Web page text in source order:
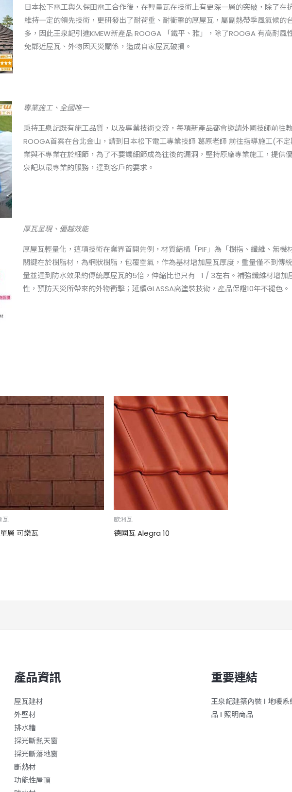
日本松下電工與久保田電工合作後，在輕量瓦在技術上有更深一層的突破，除了在
維持一定的領先技術，更研發出了耐荷重、耐衝擊的厚屋瓦，屬副熱帶季風氣候的
多，因此王泉記引進KMEW新產品 ROOGA 「鐵平、雅」，除了ROOGA 有高耐
免鄰近屋瓦、外物因天災關係，造成自家屋瓦破損。
專業施工、全國唯一
秉持王泉記既有施工品質，以及專業技術交流，每項新產品都會邀請外國技師前往
ROOGA首案在台北金山，請到日本松下電工專業技師 葛原老師 前往指導施工(不
業與不專業在於細節，為了不要讓細節成為往後的漏洞，堅持原廠專業施工，提供
泉記以最專業的服務，達到客戶的要求。
厚瓦呈現、優越效能
厚屋瓦輕量化，這項技術在業界首開先例，材質結構「PIF」為「樹指、纖維、無機
關鍵在於樹脂材，為網狀樹脂，包覆空氣，作為基材增加屋瓦厚度，重量僅不到傳
量並達到防水效果約傳統厚屋瓦的5倍，伸縮比也只有 1 / 3左右。補強纖維材增加
性，預防天災所帶來的外物衝擊；延續GLASSA高塗裝技術，產品保證10年不褪色。
瓦
層 可樂瓦
歐洲瓦
德國瓦 Alegra 10
產品資訊
屋瓦建材
外壁材
排水糟
採光斷熱天窗
採光斷落地窗
斷熱材
功能性屋頂
重要連結
王泉記建築內裝 ǀ 地暖系
品 ǀ 照明商品